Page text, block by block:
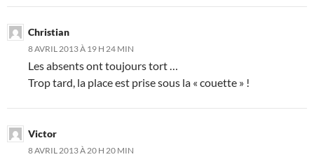
Christian
8 AVRIL 2013 À 19 H 24 MIN
Les absents ont toujours tort …
Trop tard, la place est prise sous la « couette » !
Victor
8 AVRIL 2013 À 20 H 20 MIN